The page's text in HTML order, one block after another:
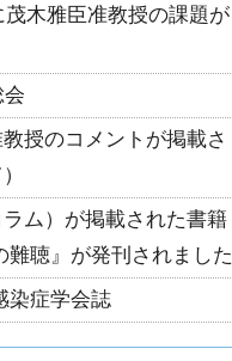
茂木雅臣准教授の課題が
会
授のコメントが掲載さ
ム）が掲載された書籍
難聴』が発刊されました
染症学会誌